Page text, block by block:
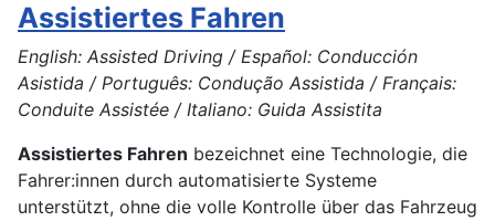
Assistiertes Fahren
English: Assisted Driving / Español: Conducción
Asistida / Português: Condução Assistida / Français:
Conduite Assistée / Italiano: Guida Assistita
Assistiertes Fahren bezeichnet eine Technologie, die
Fahrer:innen durch automatisierte Systeme
unterstützt, ohne die volle Kontrolle über das Fahrzeug